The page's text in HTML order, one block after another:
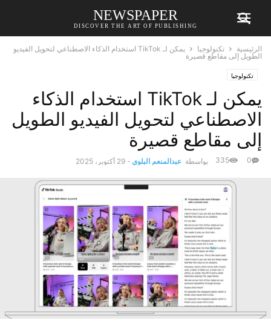
NEWSPAPER
DISCOVER THE ART OF PUBLISHING
الرئيسية تكنولوجيا
يمكن لـ TikTok استخدام الذكاء الاصطناعي لتحويل الفيديو
الطويل إلى مقاطع قصيرة
تكنولوجيا
يمكن لـ TikTok استخدام الذكاء
الاصطناعي لتحويل الفيديو الطويل
إلى مقاطع قصيرة
بواسطة عبدالمنعم البلوي - 29 أكتوبر، 2025 0
335